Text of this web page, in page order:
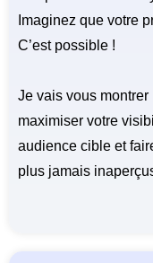
Imaginez que votre
C’est possible !
Je vais vous
maximiser votre
audience cible et
plus jamais